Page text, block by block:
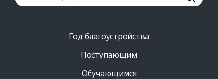
Год благоустройства
Поступающим
Обучающимся